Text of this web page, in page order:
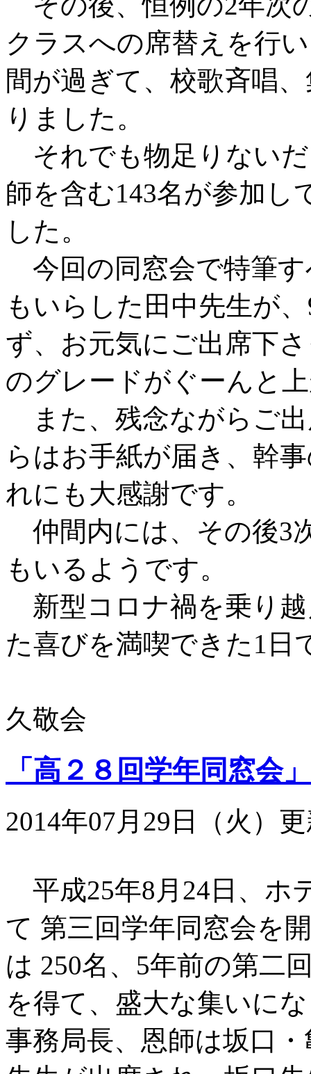
クラスへの席替えを行
間が過ぎて、校歌斉唱
りました。
それでも物足りない
師を含む143名が参加し
した。
今回の同窓会で特筆
もいらした田中先生が
ず、お元気にご出席下
のグレードがぐーんと
また、残念ながらご
らはお手紙が届き、幹
れにも大感謝です。
仲間内には、その後3
もいるようです。
新型コロナ禍を乗り
た喜びを満喫できた1日
久敬会
「高２８回学年同窓会
2014年07月29日（火）
平成25年8月24日、ホ
て 第三回学年同窓会を
は 250名、5年前の第二
を得て、盛大な集いに
事務局長、恩師は坂口